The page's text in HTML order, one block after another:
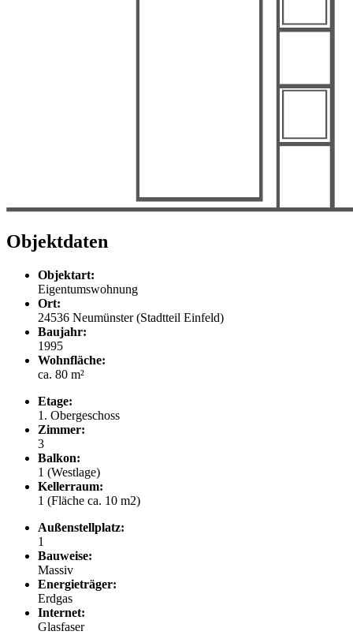
Objektdaten
Objektart:
Eigentumswohnung
Ort:
24536 Neumünster (Stadtteil Einfeld)
Baujahr:
1995
Wohnfläche:
ca. 80 m²
Etage:
1. Obergeschoss
Zimmer:
3
Balkon:
1 (Westlage)
Kellerraum:
1 (Fläche ca. 10 m2)
Außenstellplatz:
1
Bauweise:
Massiv
Energieträger:
Erdgas
Internet:
Glasfaser